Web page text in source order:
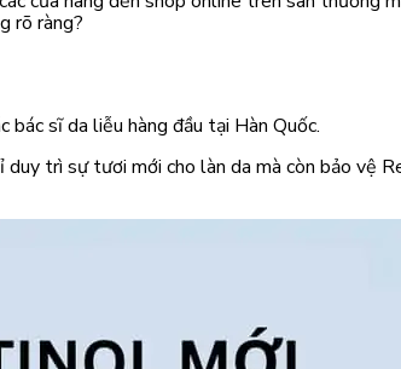
rõ ràng?
bác sĩ da liễu hàng đầu tại Hàn Quốc.
trì sự tươi mới cho làn da mà còn bảo vệ